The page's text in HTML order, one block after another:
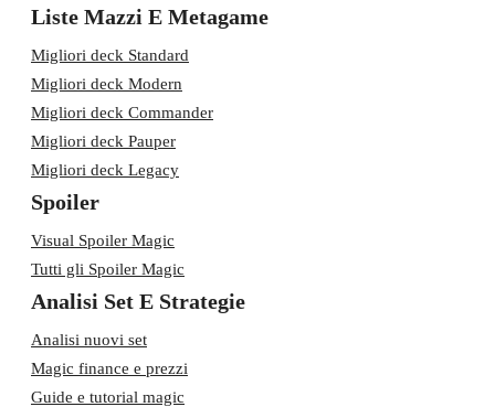
Liste Mazzi E Metagame
Migliori deck Standard
Migliori deck Modern
Migliori deck Commander
Migliori deck Pauper
Migliori deck Legacy
Spoiler
Visual Spoiler Magic
Tutti gli Spoiler Magic
Analisi Set E Strategie
Analisi nuovi set
Magic finance e prezzi
Guide e tutorial magic